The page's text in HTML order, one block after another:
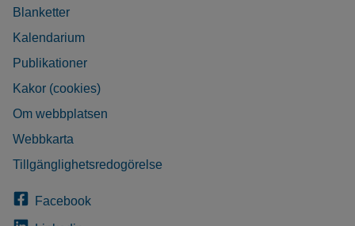
Blanketter
Kalendarium
Publikationer
Kakor (cookies)
Om webbplatsen
Webbkarta
Tillgänglighetsredogörelse
Facebook